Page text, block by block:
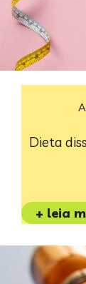
Dieta
+ leia